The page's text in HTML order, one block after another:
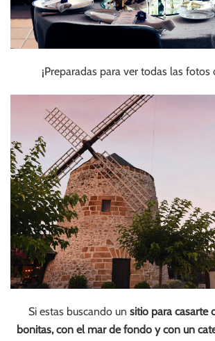
¡Preparadas para ver todas las fotos
Si estas buscando un sitio para casarte
bonitas, con el mar de fondo y con un